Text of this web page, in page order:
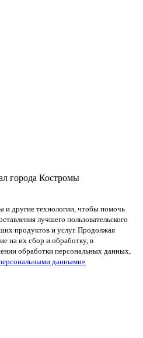
города Костромы
и другие технологии, чтобы помочь
лучшего пользовательского
продуктов и услуг. Продолжая
на их сбор и обработку, в
обработки персональных данных,
данными»